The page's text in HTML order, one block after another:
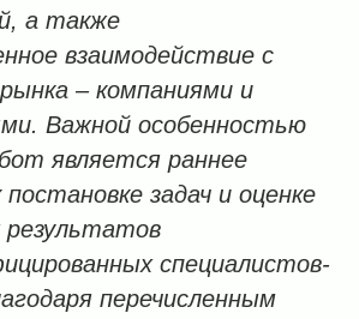
а также
взаимодействие с
– компаниями и
Важной особенностью
является раннее
постановке задач и оценке
специалистов-
перечисленным